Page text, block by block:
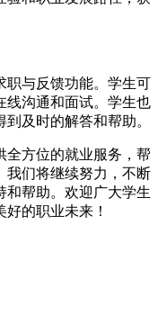
职与反馈功能。学生可
线沟通和面试。学生也
及时的解答和帮助。
全方位的就业服务，帮
我们将继续努力，不断
和帮助。欢迎广大学生
的职业未来！